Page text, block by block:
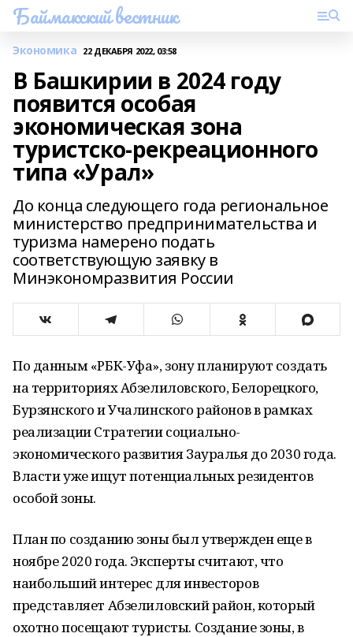
Баймакский вестник
Экономика 22 ДЕКАБРЯ 2022, 03:58
В Башкирии в 2024 году
появится особая
экономическая зона
туристско-рекреационного
типа «Урал»
До конца следующего года региональное
министерство предпринимательства и
туризма намерено подать
соответствующую заявку в
Минэкономразвития России
По данным «РБК-Уфа», зону планируют создать
на территориях Абзелиловского, Белорецкого,
Бурзянского и Учалинского районов в рамках
реализации Стратегии социально-
экономического развития Зауралья до 2030 года.
Власти уже ищут потенциальных резидентов
особой зоны.
План по созданию зоны был утвержден еще в
ноябре 2020 года. Эксперты считают, что
наибольший интерес для инвесторов
представляет Абзелиловский район, который
охотно посещают туристы. Создание зоны, в